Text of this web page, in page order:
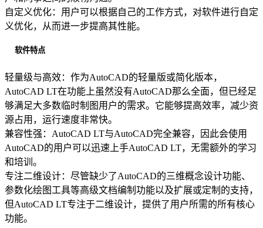
自定义优化：用户可以根据自己的工作方式，对软件进行自定
义优化，从而进一步提高其性能。
软件特点
轻量级与高效：作为AutoCAD的轻量版或简化版本，
AutoCAD LT在功能上虽然没有AutoCAD那么全面，但已经足
够满足大多数临时制图用户的需求。它能够提高效率，减少资
源占用，运行速度非常快。
兼容性强：AutoCAD LT与AutoCAD完全兼容，因此会使用
AutoCAD的用户可以迅速上手AutoCAD LT，无需额外的学习
和培训。
专注二维设计：尽管缺少了AutoCAD的三维概念设计功能、
参数化绘图工具等高级文档编制功能以及扩展或定制的支持，
但AutoCAD LT专注于二维设计，提供了用户所需的所有核心
功能。